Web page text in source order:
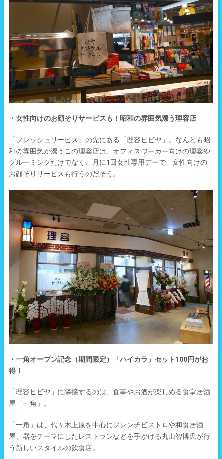
・女性向けのお顔そりサービスも！昭和の雰囲気漂う理容店
「フレッシュサービス」の先にある「理容ヒビヤ」。なんとも昭
和の雰囲気が漂うこの理容店は、オフィスワーカー向けの理容や
グルーミングだけでなく、月に1回女性専用デーで、女性向けの
お顔そりサービスも行うのだそう。
・一角オープン記念（期間限定）「ハイカラ」セット100円がお
得！
「理容ヒビヤ」に隣接するのは、食事やお酒が楽しめる食堂居酒
屋「一角」。
「一角」は、代々木上原を中心にフレンチビストロや和食居酒
屋、器をテーマにしたレストランなどを手がける丸山智博氏が行
う新しいスタイルの飲食店。